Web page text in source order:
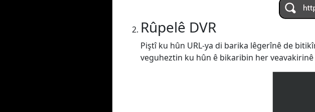
Rûpelê DVR
Piştî ku hûn URL-ya di barika lêgerînê de
veguheztin ku hûn ê bikaribin her